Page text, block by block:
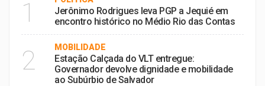
1
Jerônimo Rodrigues leva PGP a Jequié em
encontro histórico no Médio Rio das Contas
2 MOBILIDADE
Estação Calçada do VLT entregue:
Governador devolve dignidade e mobilidade
ao Subúrbio de Salvador